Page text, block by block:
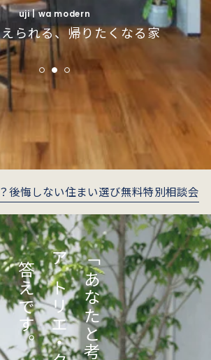
ジで叶えるインダストリアルな
暮らし
fushimi | wa modern
り添う、庭とつながる住まい
uji | wa modern
られる、帰りたくなる家
ジで叶えるインダストリアルな
暮らし
fushimi | wa modern
り添う、庭とつながる住まい
後悔しない住まい選び無料特別相談会
答えです。